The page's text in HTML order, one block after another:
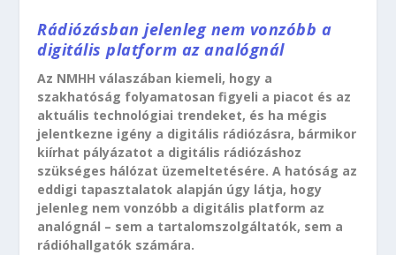
Rádiózásban jelenleg nem vonzóbb a
digitális platform az analógnál
Az NMHH válaszában kiemeli, hogy a
szakhatóság folyamatosan figyeli a piacot és az
aktuális technológiai trendeket, és ha mégis
jelentkezne igény a digitális rádiózásra, bármikor
kiírhat pályázatot a digitális rádiózáshoz
szükséges hálózat üzemeltetésére. A hatóság az
eddigi tapasztalatok alapján úgy látja, hogy
jelenleg nem vonzóbb a digitális platform az
analógnál – sem a tartalomszolgáltatók, sem a
rádióhallgatók számára.